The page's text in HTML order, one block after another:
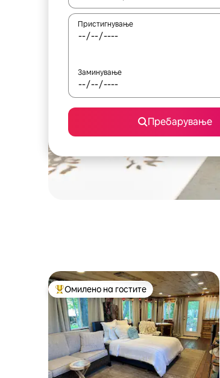
Пристигнување
Заминување
Пребарување
Меѓу најуспешните „Омилени на гостите“
Омилено на гостите